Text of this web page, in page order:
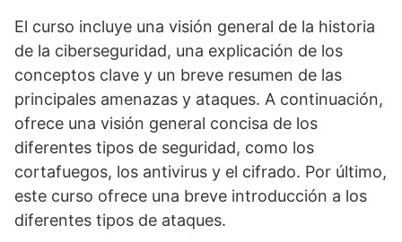
El curso incluye una visión general de la historia
de la ciberseguridad, una explicación de los
conceptos clave y un breve resumen de las
principales amenazas y ataques. A continuación,
ofrece una visión general concisa de los
diferentes tipos de seguridad, como los
cortafuegos, los antivirus y el cifrado. Por último,
este curso ofrece una breve introducción a los
diferentes tipos de ataques.